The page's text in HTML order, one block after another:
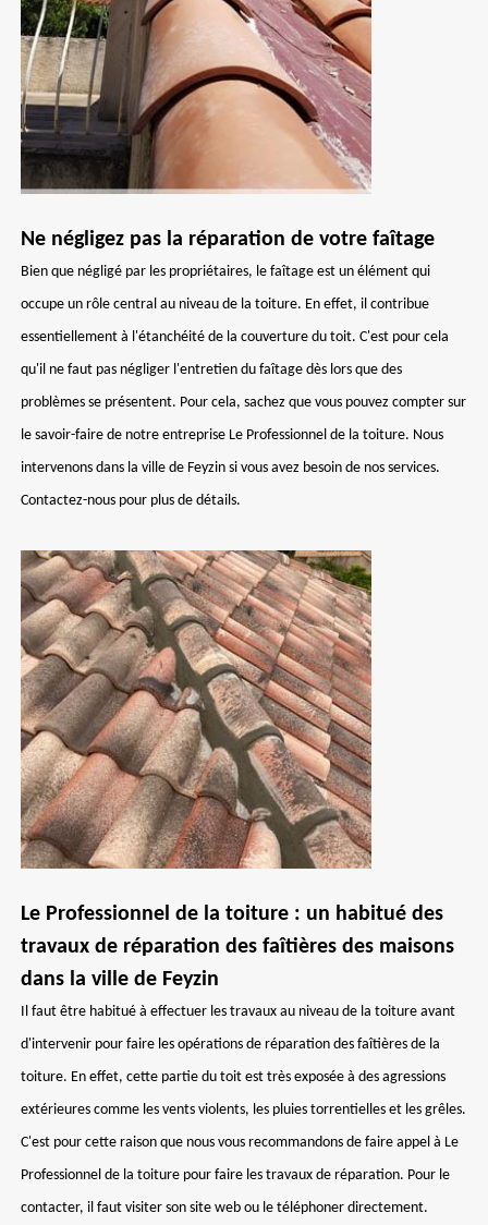
Ne négligez pas la réparation de votre faîtage
Bien que négligé par les propriétaires, le faîtage est un élément qui
occupe un rôle central au niveau de la toiture. En effet, il contribue
essentiellement à l'étanchéité de la couverture du toit. C'est pour cela
qu'il ne faut pas négliger l'entretien du faîtage dès lors que des
problèmes se présentent. Pour cela, sachez que vous pouvez compter sur
le savoir-faire de notre entreprise Le Professionnel de la toiture. Nous
intervenons dans la ville de Feyzin si vous avez besoin de nos services.
Contactez-nous pour plus de détails.
Le Professionnel de la toiture : un habitué des
travaux de réparation des faîtières des maisons
dans la ville de Feyzin
Il faut être habitué à effectuer les travaux au niveau de la toiture avant
d'intervenir pour faire les opérations de réparation des faîtières de la
toiture. En effet, cette partie du toit est très exposée à des agressions
extérieures comme les vents violents, les pluies torrentielles et les grêles.
C'est pour cette raison que nous vous recommandons de faire appel à Le
Professionnel de la toiture pour faire les travaux de réparation. Pour le
contacter, il faut visiter son site web ou le téléphoner directement.